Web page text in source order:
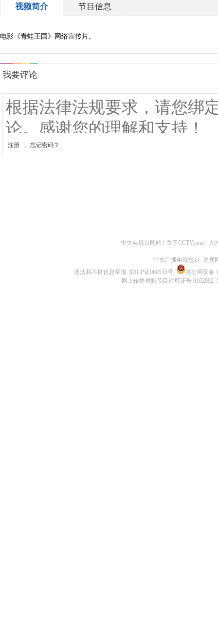
视频简介 节目信息
电影《青蛙王国》网络宣传片。
中央电视台网站 关于CCTV.com 人
中央广播电视总台 央视
违法和不良信息举报 京ICP证060535号
京公网安备
网上传播视听节目许可证号 0102002